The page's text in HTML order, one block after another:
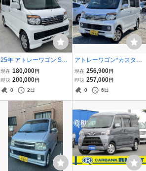
25年 アトレーワゴン S32
0 中後期 ホワイト スロー
パー 福祉車両 車いす移動
車 トランポ バイク 18.2万
現在 180,000円
即決 200,000円
0
2日
アトレーワゴン*カスタム
ターボRSリミテッド*キ
ーレス*左パワスラ*ナビ*
DTV*DVD*CD*ETC*純正
AW*タイミングチェーン*
現在 256,900円
即決 257,000円
0
6日